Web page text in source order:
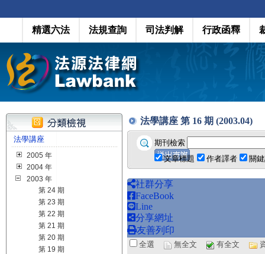
精選六法 法規查詢 司法判解 行政函釋
法學講座
2005 年
2004 年
2003 年
第 24 期
第 23 期
第 22 期
第 21 期
第 20 期
第 19 期
法學講座 第 16 期 (2003.04)
期刊檢索
文章標題
作者譯者 關
社群分享
FaceBook
Line
分享網址
友善列印
全選 無全文 有全文